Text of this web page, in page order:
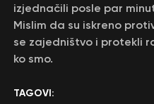
izjednačili posle par
Mislim da su iskreno
se zajedništvo i protekli
ko smo.
TAGOVI: